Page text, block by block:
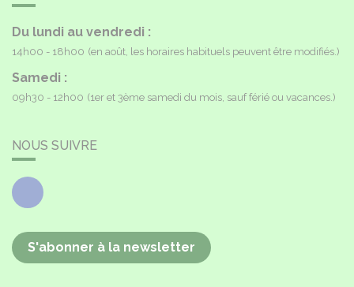
Du lundi au vendredi :
14h00 - 18h00 (en août, les horaires habituels peuvent être modifiés.)
Samedi :
09h30 - 12h00 (1er et 3ème samedi du mois, sauf férié ou vacances.)
NOUS SUIVRE
Facebook
S'abonner à la newsletter